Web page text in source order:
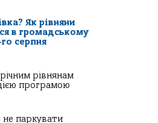
Як рівняни
в громадському
серпня
рівнянам
програмою
не паркувати